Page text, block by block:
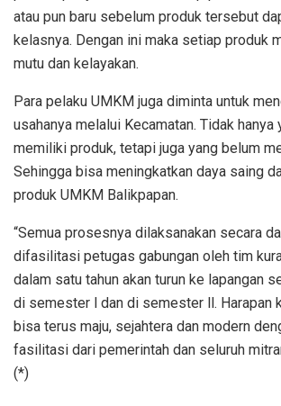
atau pun baru sebelum produk tersebut
kelasnya. Dengan ini maka setiap produk
mutu dan kelayakan.
Para pelaku UMKM juga diminta untuk
usahanya melalui Kecamatan. Tidak hanya
memiliki produk, tetapi juga yang belum
Sehingga bisa meningkatkan daya saing
produk UMKM Balikpapan.
“Semua prosesnya dilaksanakan secara
difasilitasi petugas gabungan oleh tim
dalam satu tahun akan turun ke lapangan
di semester l dan di semester ll. Harapan
bisa terus maju, sejahtera dan modern
fasilitasi dari pemerintah dan seluruh
(*)